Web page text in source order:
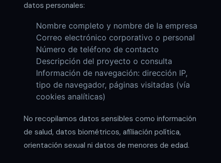
datos personales:
Nombre completo y nombre de la empresa
Correo electrónico corporativo o personal
Número de teléfono de contacto
Descripción del proyecto o consulta
Información de navegación: dirección IP,
tipo de navegador, páginas visitadas (vía
cookies analíticas)
No recopilamos datos sensibles como información
de salud, datos biométricos, afiliación política,
orientación sexual ni datos de menores de edad.